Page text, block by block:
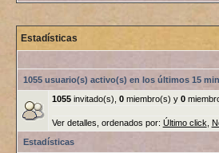
Estadísticas
1055 usuario(s) activo(s) en los últimos 15
1055invitado(s), 0miembro(s) y 0
Ver detalles, ordenados por: Último click
Estadísticas